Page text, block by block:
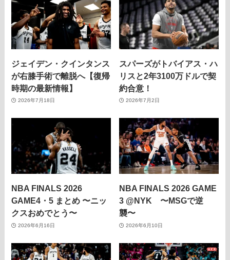
ジェイデン・クインタンス
が右膝手術で離脱へ【復帰
時期の最新情報】
2026年7月18日
スパーズがトバイアス・ハ
リスと2年3100万ドルで契
約合意！
2026年7月2日
NBA FINALS 2026
GAME4・5 まとめ 〜ニッ
クスおめでとう〜
2026年6月16日
NBA FINALS 2026 GAME
3 @NYK 〜MSGで逆
襲〜
2026年6月10日